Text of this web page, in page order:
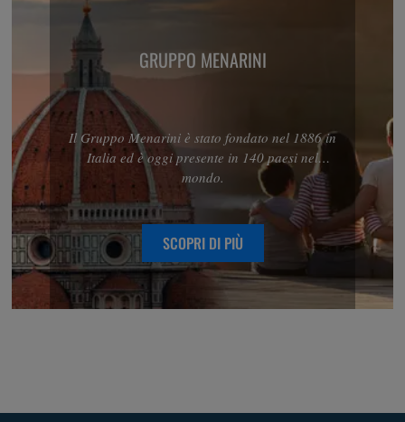
GRUPPO MENARINI
Il Gruppo Menarini è stato fondato nel 1886 in
Italia ed è oggi presente in 140 paesi nel
mondo.
SCOPRI DI PIÙ